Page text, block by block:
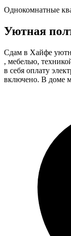
Однокомнатные
Уютная
Сдам в Хайфе
, мебелью,
в себя оплату
включено. В доме